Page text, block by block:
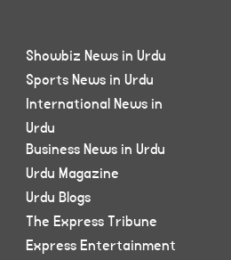
Showbiz News in Urdu
Sports News in Urdu
International News in
Urdu
Business News in Urdu
Urdu Magazine
Urdu Blogs
The Express Tribune
Express Entertainment